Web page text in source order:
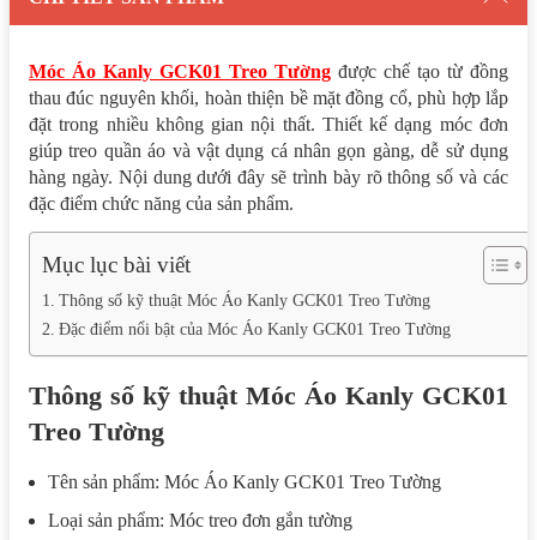
Móc Áo Kanly GCK01 Treo Tường được chế tạo từ đồng
thau đúc nguyên khối, hoàn thiện bề mặt đồng cổ, phù hợp lắp
đặt trong nhiều không gian nội thất. Thiết kế dạng móc đơn
giúp treo quần áo và vật dụng cá nhân gọn gàng, dễ sử dụng
hàng ngày. Nội dung dưới đây sẽ trình bày rõ thông số và các
đặc điểm chức năng của sản phẩm.
Mục lục bài viết
Thông số kỹ thuật Móc Áo Kanly GCK01 Treo Tường
Đặc điểm nổi bật của Móc Áo Kanly GCK01 Treo Tường
Thông số kỹ thuật Móc Áo Kanly GCK01
Treo Tường
Tên sản phẩm: Móc Áo Kanly GCK01 Treo Tường
Loại sản phẩm: Móc treo đơn gắn tường